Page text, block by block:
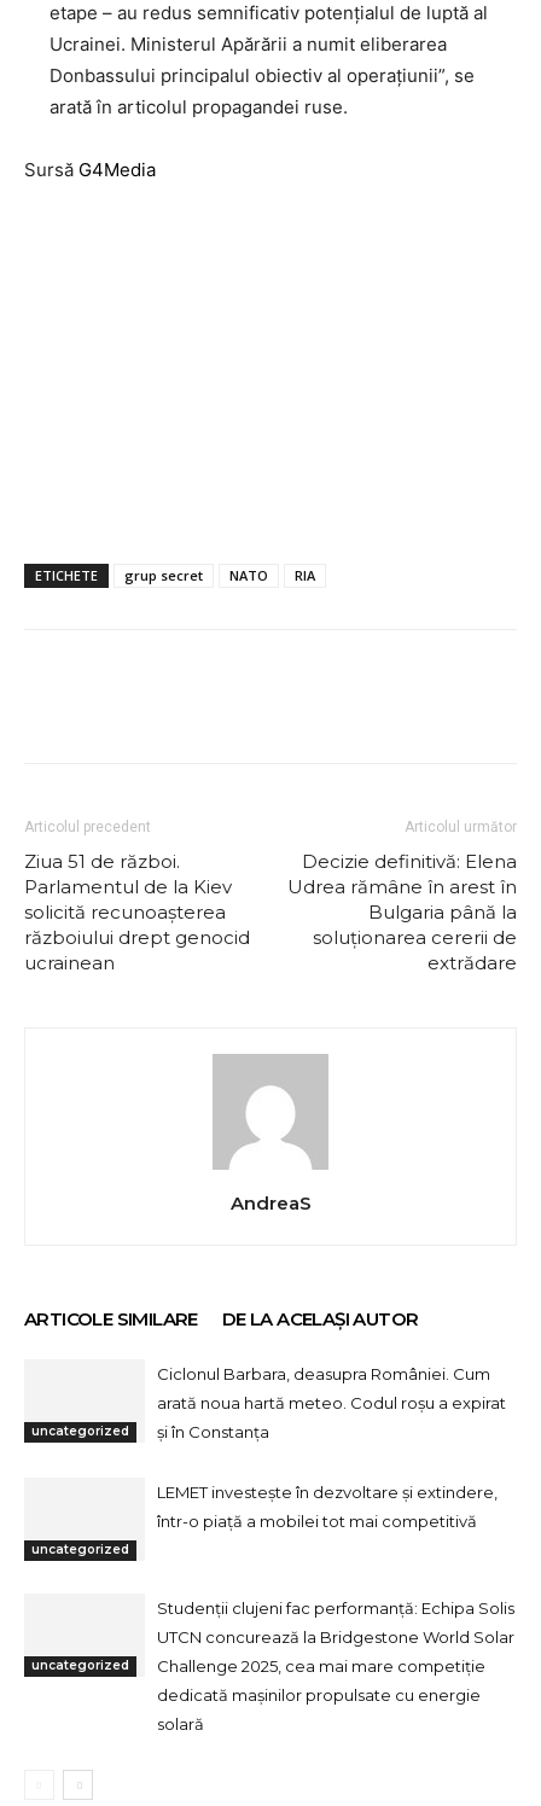
etape – au redus semnificativ potențialul de luptă al
Ucrainei. Ministerul Apărării a numit eliberarea
Donbassului principalul obiectiv al operațiunii”, se
arată în articolul propagandei ruse.
Sursă G4Media
ETICHETE grup secret NATO RIA
Articolul precedent
Ziua 51 de război.
Parlamentul de la Kiev
solicită recunoașterea
războiului drept genocid
ucrainean
Articolul următor
Decizie definitivă: Elena
Udrea rămâne în arest în
Bulgaria până la
soluționarea cererii de
extrădare
AndreaS
ARTICOLE SIMILARE DE LA ACELAȘI AUTOR
uncategorized
Ciclonul Barbara, deasupra României. Cum
arată noua hartă meteo. Codul roșu a expirat
și în Constanța
uncategorized
LEMET investește în dezvoltare și extindere,
într-o piață a mobilei tot mai competitivă
uncategorized
Studenții clujeni fac performanță: Echipa Solis
UTCN concurează la Bridgestone World Solar
Challenge 2025, cea mai mare competiție
dedicată mașinilor propulsate cu energie
solară